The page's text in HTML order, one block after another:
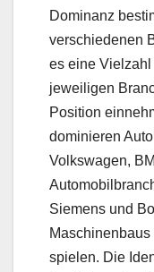
Dominanz
verschiedenen
es eine
jeweiligen
Position
dominieren
Volkswagen,
Siemens und
spielen. Die